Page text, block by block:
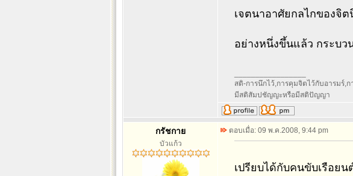
เจตนาอาศัยกลไกของจิต
อย่างหนึ่งขึ้นแล้ว กระบ
สติ-การนึกไว้,การคุมจิตไว้กับอารมร์,
มีสติสัมปชัญญะหรือมีสติปัญญา
กรัชกาย
บัวแก้ว
ตอบเมื่อ: 09 พ.ค.2008, 9:44 pm
เปรียบได้กับคนขับเรือย